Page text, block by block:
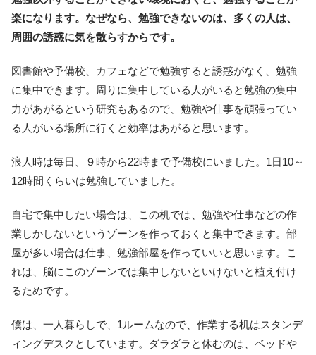
楽になります。なぜなら、勉強できないのは、多くの人は、
周囲の誘惑に気を散らすからです。
図書館や予備校、カフェなどで勉強すると誘惑がなく、勉強
に集中できます。周りに集中している人がいると勉強の集中
力があがるという研究もあるので、勉強や仕事を頑張ってい
る人がいる場所に行くと効率はあがると思います。
浪人時は毎日、９時から22時まで予備校にいました。1日10～
12時間くらいは勉強していました。
自宅で集中したい場合は、この机では、勉強や仕事などの作
業しかしないというゾーンを作っておくと集中できます。部
屋が多い場合は仕事、勉強部屋を作っていいと思います。こ
れは、脳にこのゾーンでは集中しないといけないと植え付け
るためです。
僕は、一人暮らしで、1ルームなので、作業する机はスタンデ
ィングデスクとしています。ダラダラと休むのは、ベッドや